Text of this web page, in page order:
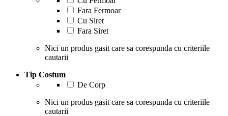
Fara Fermoar
Cu Siret
Fara Siret
Nici un produs gasit care sa corespunda cu criteriile
cautarii
Tip Costum
De Corp
Nici un produs gasit care sa corespunda cu criteriile
cautarii